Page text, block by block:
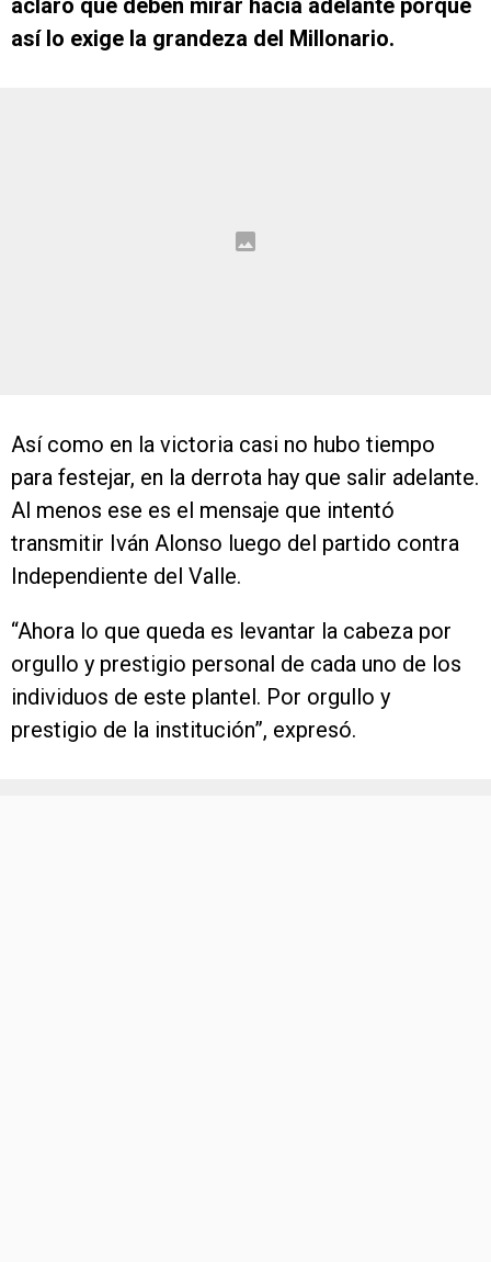
aclaró que deben mirar hacia adelante porque
así lo exige la grandeza del Millonario.
Así como en la victoria casi no hubo tiempo
para festejar, en la derrota hay que salir adelante.
Al menos ese es el mensaje que intentó
transmitir Iván Alonso luego del partido contra
Independiente del Valle.
“Ahora lo que queda es levantar la cabeza por
orgullo y prestigio personal de cada uno de los
individuos de este plantel. Por orgullo y
prestigio de la institución”, expresó.